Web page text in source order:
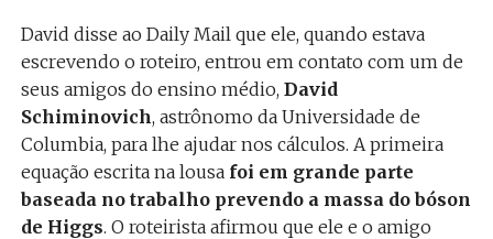
David disse ao Daily Mail que ele, quando estava
escrevendo o roteiro, entrou em contato com um de
seus amigos do ensino médio, David
Schiminovich, astrônomo da Universidade de
Columbia, para lhe ajudar nos cálculos. A primeira
equação escrita na lousa foi em grande parte
baseada no trabalho prevendo a massa do bóson
de Higgs. O roteirista afirmou que ele e o amigo